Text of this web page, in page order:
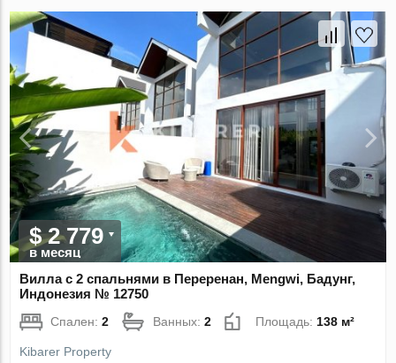
$ 2 779
в месяц
Вилла с 2 спальнями в Переренан, Mengwi, Бадунг,
Индонезия № 12750
Спален:2 Ванных:2 Площадь: 138 м²
Kibarer Property